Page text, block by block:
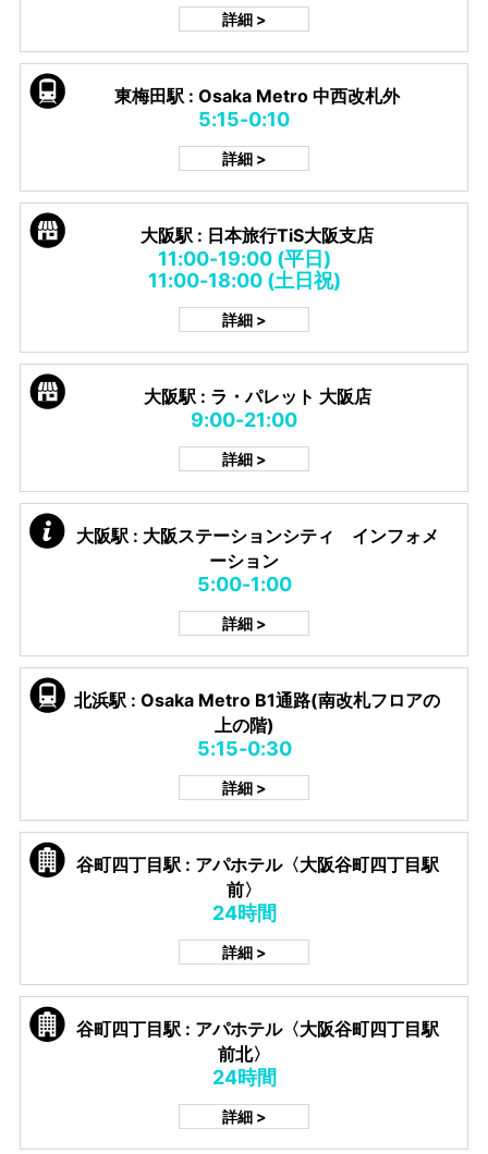
詳細 >
東梅田駅 : Osaka Metro 中西改札外
5:15-0:10
詳細 >
大阪駅 : 日本旅行TiS大阪支店
11:00-19:00 (平日)
11:00-18:00 (土日祝)
詳細 >
大阪駅 : ラ・パレット 大阪店
9:00-21:00
詳細 >
大阪駅 : 大阪ステーションシティ インフォメ
ーション
5:00-1:00
詳細 >
北浜駅 : Osaka Metro B1通路(南改札フロアの
上の階)
5:15-0:30
詳細 >
谷町四丁目駅 : アパホテル〈大阪谷町四丁目駅
前〉
24時間
詳細 >
谷町四丁目駅 : アパホテル〈大阪谷町四丁目駅
前北〉
24時間
詳細 >